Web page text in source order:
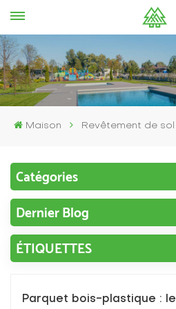
Maison Revêtement de
Catégories
Dernier Blog
ÉTIQUETTES
Parquet bois-plastique :